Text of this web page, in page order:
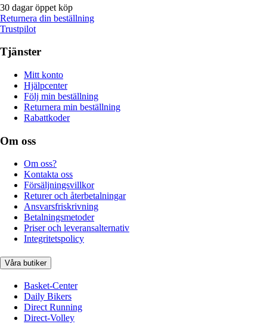
30 dagar öppet köp
Returnera din beställning
Trustpilot
Tjänster
Mitt konto
Hjälpcenter
Följ min beställning
Returnera min beställning
Rabattkoder
Om oss
Om oss?
Kontakta oss
Försäljningsvillkor
Returer och återbetalningar
Ansvarsfriskrivning
Betalningsmetoder
Priser och leveransalternativ
Integritetspolicy
Våra butiker
Basket-Center
Daily Bikers
Direct Running
Direct-Volley